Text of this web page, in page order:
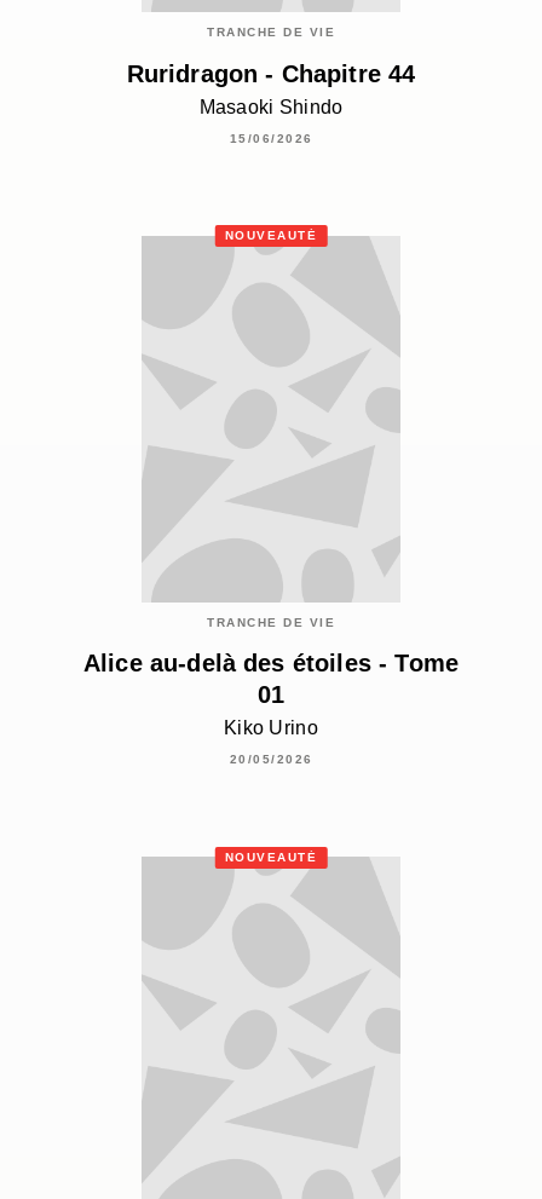
TRANCHE DE VIE
Ruridragon - Chapitre 44
Masaoki Shindo
15/06/2026
NOUVEAUTÉ
TRANCHE DE VIE
Alice au-delà des étoiles - Tome
01
Kiko Urino
20/05/2026
NOUVEAUTÉ